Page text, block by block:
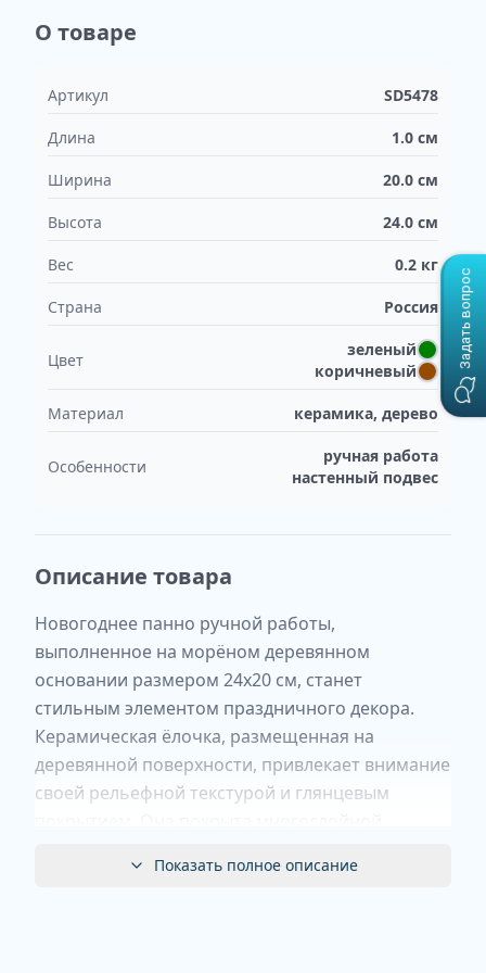
О товаре
Артикул SD5478
Длина 1.0 см
Ширина 20.0 см
Высота 24.0 см
Вес 0.2 кг
Страна Россия
Цвет
зеленый
коричневый
Материал керамика, дерево
Особенности
ручная работа
настенный подвес
Описание товара
Новогоднее панно ручной работы,
выполненное на морёном деревянном
основании размером 24х20 см, станет
стильным элементом праздничного декора.
Керамическая ёлочка, размещенная на
деревянной поверхности, привлекает внимание
своей рельефной текстурой и глянцевым
бежевого и синего цветов, что создаёт эффект
Показать полное описание
Задать вопрос